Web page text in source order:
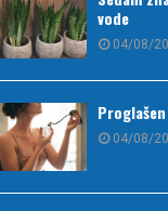
vode
04/08/
04/08/